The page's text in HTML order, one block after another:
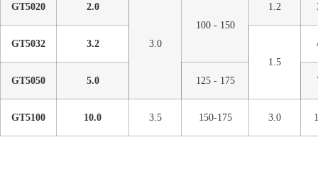
GT5020 2.0
3.0
100 - 150
1.2
GT5032
3.2
1.5
GT5050 5.0 125 - 175
GT5100 10.0 3.5 150-175 3.0